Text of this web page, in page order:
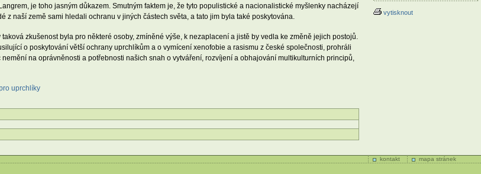
je toho jasným důkazem. Smutným faktem je, že tyto populistické a nacionalistické myšlenky nacházejí
z naší země sami hledali ochranu v jiných částech světa, a tato jim byla také poskytována.
zkušenost byla pro některé osoby, zmíněné výše, k nezaplacení a jistě by vedla ke změně jejich postojů.
o poskytování větší ochrany uprchlíkům a o vymícení xenofobie a rasismu z české společnosti, prohráli
na oprávněnosti a potřebnosti našich snah o vytváření, rozvíjení a obhajování multikulturních principů,
uprchlíky
vytisknout
kontakt mapa stránek